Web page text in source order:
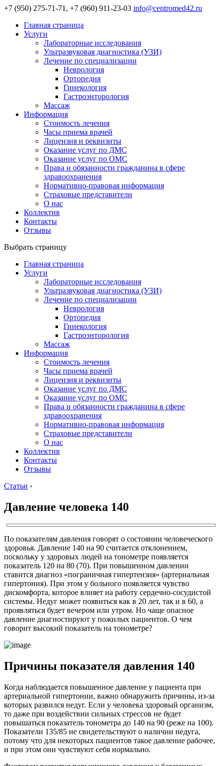
+7 (950) 275-71-71, +7 (960) 911-23-03 info@centromed42.ru
Главная страница
Услуги
Лабораторные исследования
Ультразвуковая диагностика (УЗИ)
Лечение по специализации
Неврология
Ортопедия
Гинекология
Гастроэнторология
Массаж
Информация
Стоимость лечения
Часы приема врачей
Лицензия и реквизиты
Оказание услуг по ДМС
Оказание услуг по ОМС
Права и обязанности гражданина в сфере
здравоохранения
Нормативно-правовая информация
Страховые представители
О нас
Коллектив
Контакты
Отзывы
Выбрать страницу
Главная страница
Услуги
Лабораторные исследования
Ультразвуковая диагностика (УЗИ)
Лечение по специализации
Неврология
Ортопедия
Гинекология
Гастроэнторология
Массаж
Информация
Стоимость лечения
Часы приема врачей
Лицензия и реквизиты
Оказание услуг по ДМС
Оказание услуг по ОМС
Права и обязанности гражданина в сфере
здравоохранения
Нормативно-правовая информация
Страховые представители
О нас
Коллектив
Контакты
Отзывы
Статьи ›
Давление человека 140
По показателям давления говорят о состоянии человеческого
здоровья. Давление 140 на 90 считается отклонением,
поскольку у здоровых людей на тонометре появляется
показатель 120 на 80 (70). При повышенном давлении
ставится диагноз «пограничная гипертензия» (артериальная
гипертония). При этом у больного появляется чувство
дискомфорта, которое влияет на работу сердечно-сосудистой
системы. Недуг может появиться как в 20 лет, так и в 60, а
проявляться будет вечером или утром. Но чаще опасное
давление диагностируют у пожилых пациентов. О чем
говорит высокий показатель на тонометре?
Причины показателя давления 140
Когда наблюдается повышенное давление у пациента при
артериальной гипертонии, важно обнаружить причины, из-за
которых развился недуг. Если у человека здоровый организм,
то даже при воздействии сильных стрессов не будет
повышаться показатель тонометра до 140 на 90 (реже на 100).
Показатели 135/85 не свидетельствуют о наличии недуга,
потому что для некоторых пациентов такое давление рабочее,
и при этом они чувствуют себя нормально.